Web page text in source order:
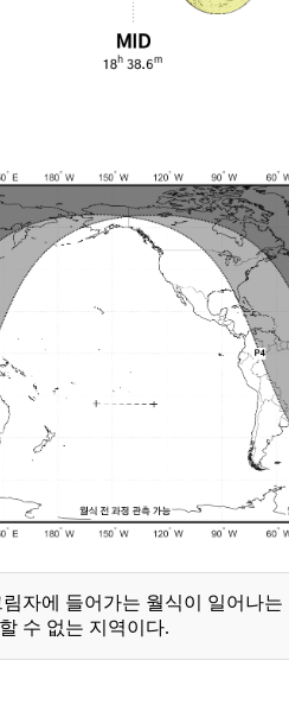
자에 들어가는 월식이 일어나
수 없는 지역이다.